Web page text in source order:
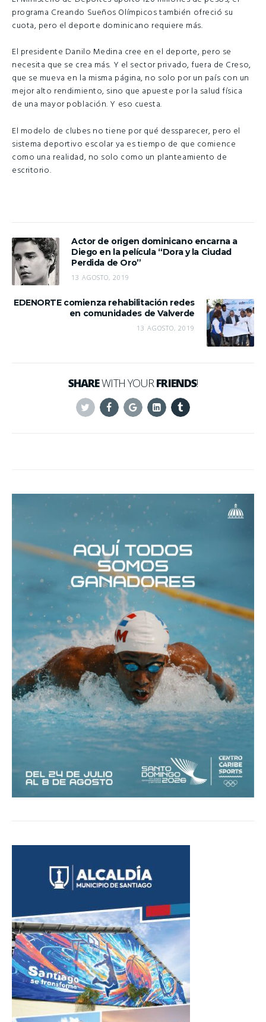
programa Creando Sueños Olímpicos también ofreció su
cuota, pero el deporte dominicano requiere más.
El presidente Danilo Medina cree en el deporte, pero se
necesita que se crea más. Y el sector privado, fuera de Creso,
que se mueva en la misma página, no solo por un país con un
mejor alto rendimiento, sino que apueste por la salud física
de una mayor población. Y eso cuesta.
El modelo de clubes no tiene por qué dessparecer, pero el
sistema deportivo escolar ya es tiempo de que comience
como una realidad, no solo como un planteamiento de
escritorio.
Actor de origen dominicano encarna a
Diego en la película “Dora y la Ciudad
Perdida de Oro”
13 AGOSTO, 2019
EDENORTE comienza rehabilitación redes
en comunidades de Valverde
13 AGOSTO, 2019
SHAREWITH YOUR FRIENDS!